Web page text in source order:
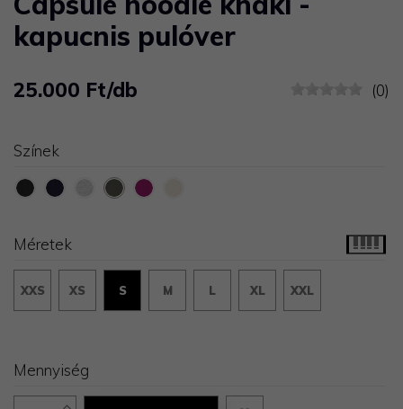
kapucnis pulóver
25.000 Ft/db (0)
Színek
Méretek
XXS XS S M L XL XXL
Mennyiség